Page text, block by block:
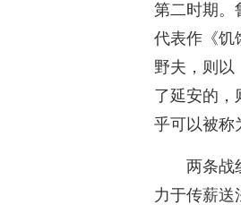
第二时期。
代表作《饥
野夫，则以
了延安的
乎可以被称
两条战
力于传薪送